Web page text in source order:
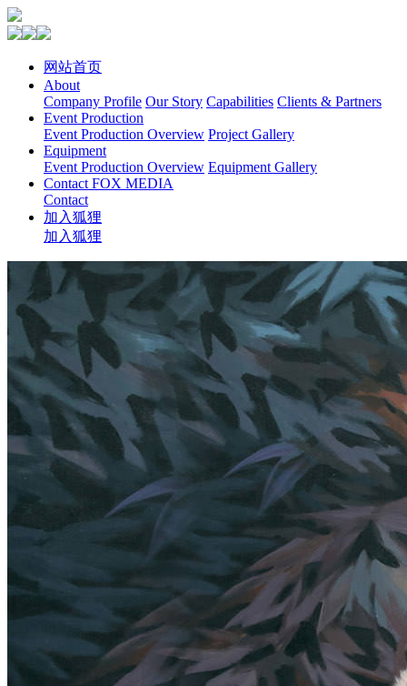
网站首页
About
Company Profile Our Story Capabilities Clients & Partners
Event Production
Event Production Overview Project Gallery
Equipment
Event Production Overview Equipment Gallery
Contact FOX MEDIA
Contact
加入狐狸
加入狐狸